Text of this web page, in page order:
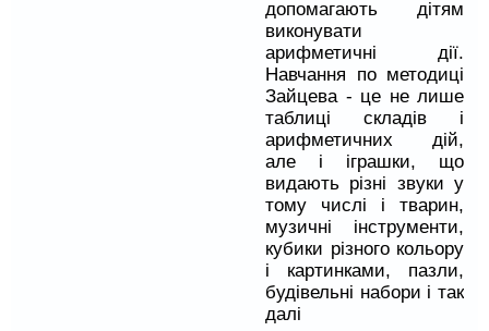
допомагають дітям
виконувати
арифметичні дії.
Навчання по методиці
Зайцева - це не лише
таблиці складів і
арифметичних дій,
але і іграшки, що
видають різні звуки у
тому числі і тварин,
музичні інструменти,
кубики різного кольору
і картинками, пазли,
будівельні набори і так
далі